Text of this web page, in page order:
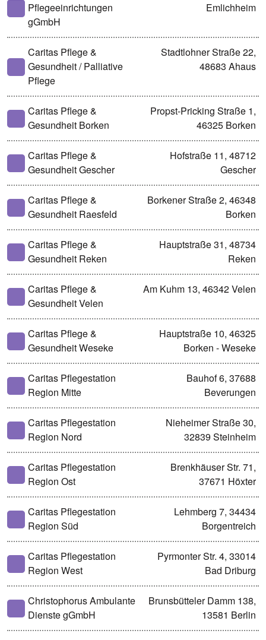
Pflegeeinrichtungen
gGmbH
Emlichheim
Caritas Pflege &
Gesundheit / Palliative
Pflege
Stadtlohner Straße 22,
48683 Ahaus
Caritas Pflege &
Gesundheit Borken
Propst-Pricking Straße 1,
46325 Borken
Caritas Pflege &
Gesundheit Gescher
Hofstraße 11, 48712
Gescher
Caritas Pflege &
Gesundheit Raesfeld
Borkener Straße 2, 46348
Borken
Caritas Pflege &
Gesundheit Reken
Hauptstraße 31, 48734
Reken
Caritas Pflege &
Gesundheit Velen
Am Kuhm 13, 46342 Velen
Caritas Pflege &
Gesundheit Weseke
Hauptstraße 10, 46325
Borken - Weseke
Caritas Pflegestation
Region Mitte
Bauhof 6, 37688
Beverungen
Caritas Pflegestation
Region Nord
Nieheimer Straße 30,
32839 Steinheim
Caritas Pflegestation
Region Ost
Brenkhäuser Str. 71,
37671 Höxter
Caritas Pflegestation
Region Süd
Lehmberg 7, 34434
Borgentreich
Caritas Pflegestation
Region West
Pyrmonter Str. 4, 33014
Bad Driburg
Christophorus Ambulante
Dienste gGmbH
Brunsbütteler Damm 138,
13581 Berlin